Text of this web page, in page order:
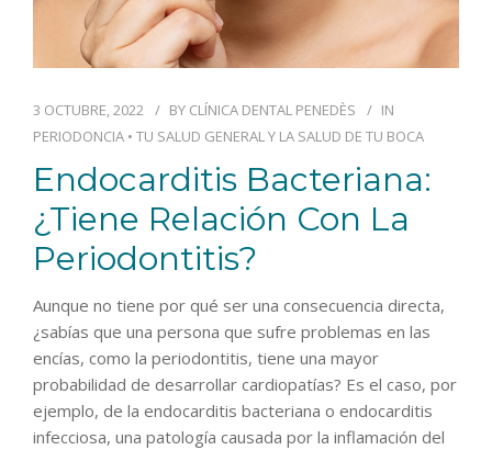
3 OCTUBRE, 2022 BY CLÍNICA DENTAL PENEDÈS
IN
PERIODONCIA • TU SALUD GENERAL Y LA SALUD DE TU BOCA
Endocarditis Bacteriana:
¿tiene Relación Con La
Periodontitis?
Aunque no tiene por qué ser una consecuencia directa,
¿sabías que una persona que sufre problemas en las
encías, como la periodontitis, tiene una mayor
probabilidad de desarrollar cardiopatías? Es el caso, por
ejemplo, de la endocarditis bacteriana o endocarditis
infecciosa, una patología causada por la inflamación del